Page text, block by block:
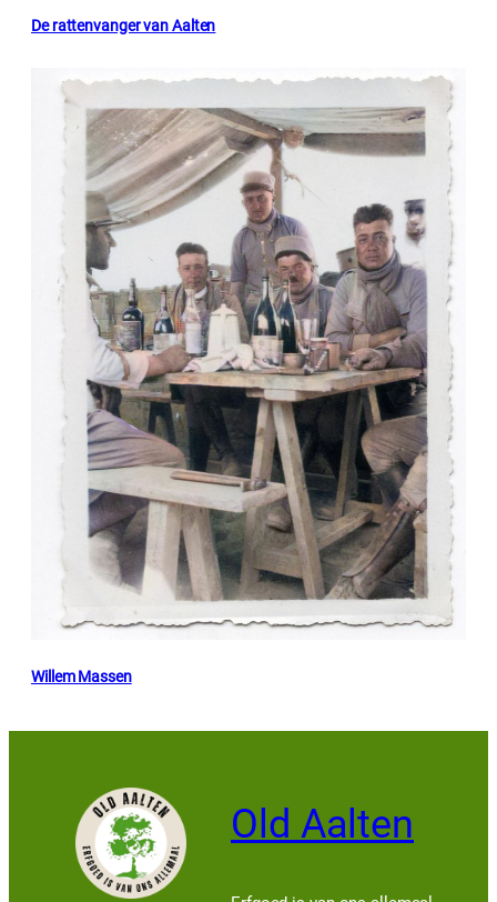
De rattenvanger van Aalten
Willem Massen
Old Aalten